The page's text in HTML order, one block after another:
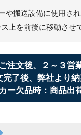
や搬送設備に使用さ
上を前後に移動させ
ご注文後、２～３営
完了後、弊社より
ー欠品時：商品出